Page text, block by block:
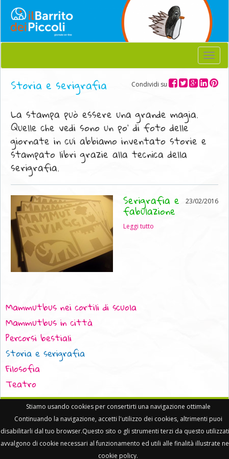
Stiamo usando cookies per consertirti una navigazione ottimale
Continuando la navigazione, accetti l'utilizzo dei cookies, altrimenti puoi
disabilitarli dal tuo browser.Questo sito o gli strumenti terzi da questo
avvalgono di cookie necessari al funzionamento ed utili alle finalità illustrate
cookie policy.
Menu
Condividi su
Storia e serigrafia
La stampa può essere una grande magia.
Quelle che vedi sono un po' di foto delle
giornate in cui abbiamo inventato storie e
stampato libri grazie alla tecnica della
serigrafia.
23/02/2016
Serigrafia e
fabulazione
Leggi tutto
Mammutbus nei cortili di scuola
Mammutbus in città
Percorsi bestiali
Storia e serigrafia
Filosofia
Teatro
Il Barrito del Mammut • PI 06239421214 •privacy policy•cookie policy•
credits • visitatore n° 898229